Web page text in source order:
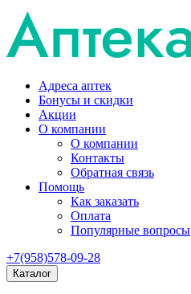
Адреса аптек
Бонусы и скидки
Акции
О компании
О компании
Контакты
Обратная связь
Помощь
Как заказать
Оплата
Популярные вопросы
+7(958)578-09-28
Каталог